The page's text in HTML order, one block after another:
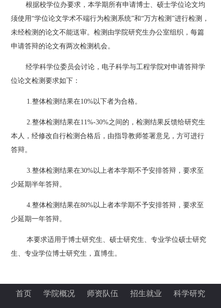
根据校学位办要求，本学期所有申请博士、硕士学位论文均
须使用“学位论文学术不端行为检测系统”和“万方检测”进行检测，
未经检测的论文不能送审。检测由学院研究生办公室组织，每篇
申请答辩的论文有两次检测机会。
经学科学位委员会讨论，电子科学与工程学院对申请答辩学
位论文检测要求如下：
1.整体检测结果在10%以下者为合格。
2.整体检测结果在11%-30%之间的，检测结果反馈给研究生
本人，经修改自行检测合格后，由指导教师签署意见，方可进行
答辩。
3.整体检测结果在30%以上者本学期不予安排答辩，要求至
少延期半年答辩。
4.整体检测结果在80%以上者本学期不予安排答辩，要求至
少延期一年答辩。
本要求适用于博士研究生、硕士研究生、专业学位硕士研究
生、专业学位博士研究生 ，直博生 。
首页 学院概况 师资队伍 招生就业 科学研究